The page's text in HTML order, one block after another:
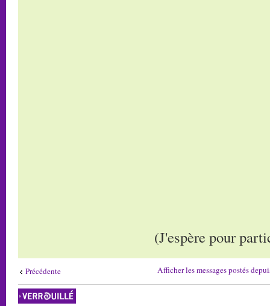
(J'espère pour
Précédente Afficher les messages postés
Sujet verrouillé